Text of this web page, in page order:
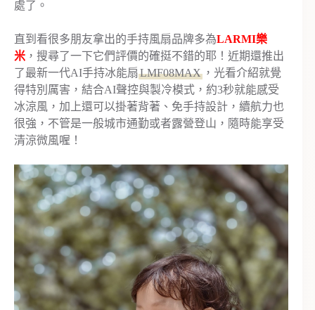
處了。
直到看很多朋友拿出的手持風扇品牌多為LARMI樂
米 ，搜尋了一下它們評價的確挺不錯的耶！近期還推出
了最新一代AI手持冰能扇 LMF08MAX ，光看介紹就覺
得特別厲害，結合AI聲控與製冷模式，約3秒就能感受
冰涼風，加上還可以掛著背著、免手持設計，續航力也
很強，不管是一般城市通勤或者露營登山，隨時能享受
清涼微風喔！